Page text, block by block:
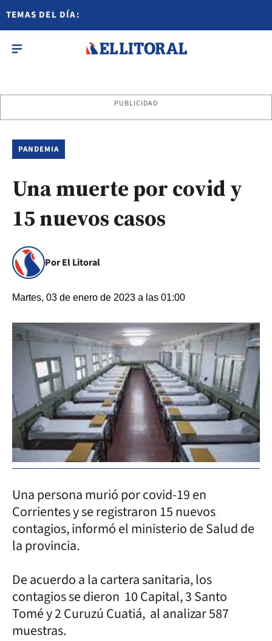
TEMAS DEL DÍA:
PUBLICIDAD
PANDEMIA
Una muerte por covid y
15 nuevos casos
Por El Litoral
Martes, 03 de enero de 2023 a las 01:00
Una persona murió por covid-19 en
Corrientes y se registraron 15 nuevos
contagios, informó el ministerio de Salud de
la provincia.
De acuerdo a la cartera sanitaria, los
contagios se dieron 10 Capital, 3 Santo
Tomé y 2 Curuzú Cuatiá, al analizar 587
muestras.